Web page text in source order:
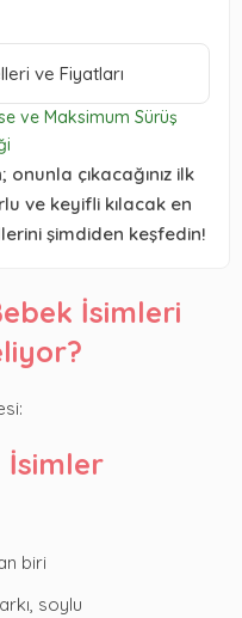
ve Fiyatları
ve Maksimum Sürüş
onunla çıkacağınız ilk
ve keyifli kılacak en
şimdiden keşfedin!
İsimleri
İsimler
biri
soylu